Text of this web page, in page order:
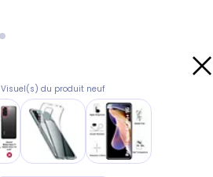
Visuel(s) du produit neuf